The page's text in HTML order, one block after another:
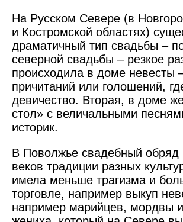
На Русском Севере (в
и Костромской областях)
драматичный тип свадьбы –
северной свадьбы – резкое
происходила в доме невесты
причитаний или голошений,
девичество. Вторая, в доме
стол» с величальными
историк.
В Поволжье свадебный обряд
веков традиции разных
имела меньше трагизма и
торговле, например выкуп
например марийцев, мордвы